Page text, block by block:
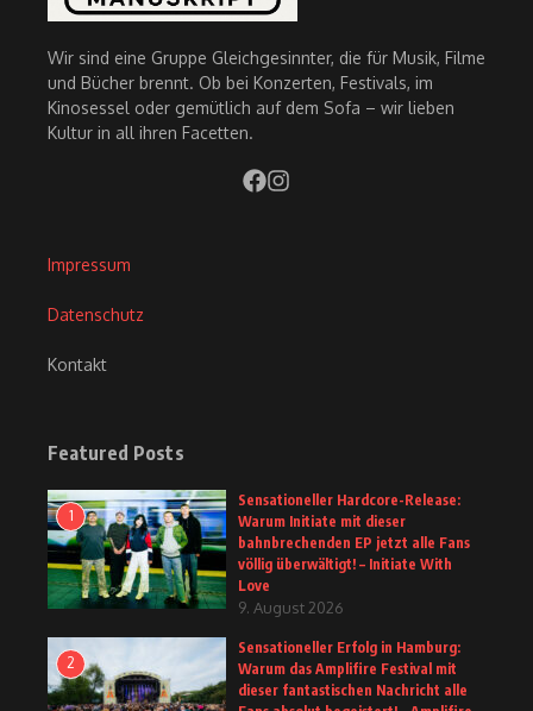
Wir sind eine Gruppe Gleichgesinnter, die für Musik, Filme
und Bücher brennt. Ob bei Konzerten, Festivals, im
Kinosessel oder gemütlich auf dem Sofa – wir lieben
Kultur in all ihren Facetten.
Impressum
Datenschutz
Kontakt
Featured Posts
1
Sensationeller Hardcore-Release:
Warum Initiate mit dieser
bahnbrechenden EP jetzt alle Fans
völlig überwältigt! – Initiate With
Love
9. August 2026
2
Sensationeller Erfolg in Hamburg:
Warum das Amplifire Festival mit
dieser fantastischen Nachricht alle